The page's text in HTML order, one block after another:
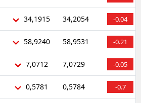
34,1915 34,2054 -0.04
58,9240 58,9531 -0.21
7,0712 7,0729 -0.05
0,5781 0,5784 -0.7